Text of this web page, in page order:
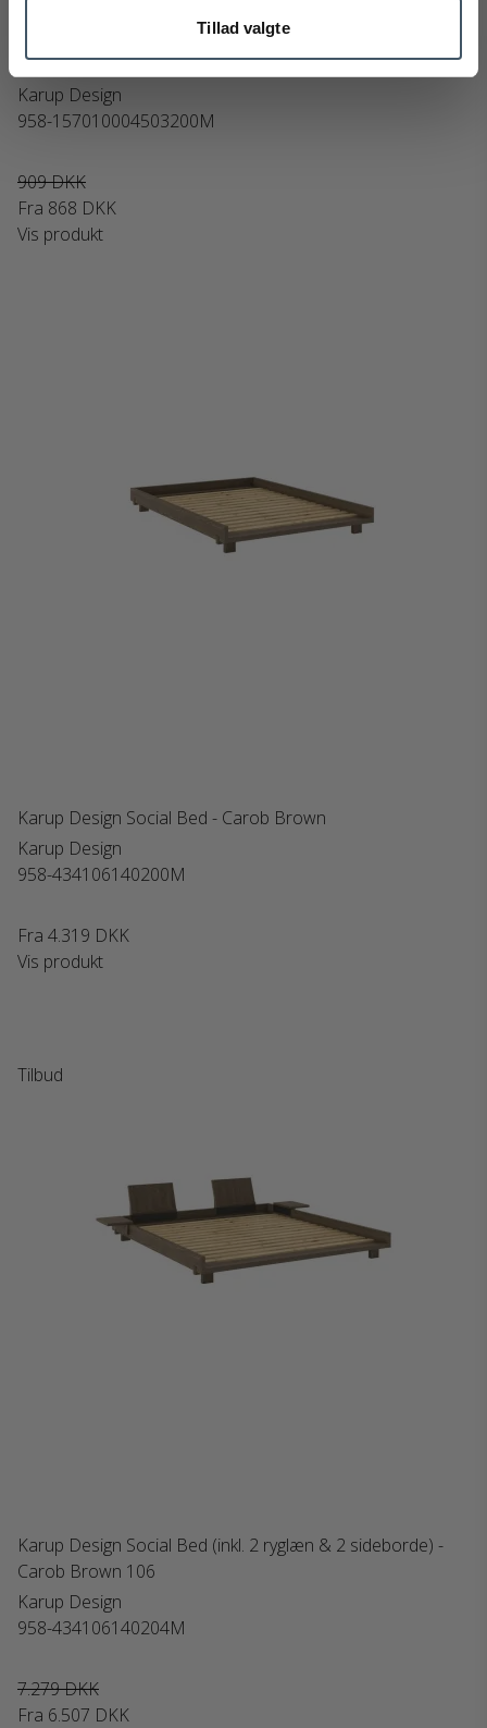
Tillad valgte
Karup Design Japan Side Table
Karup Design
958-157010004503200M
909 DKK
Fra 868 DKK
Vis produkt
Karup Design Social Bed - Carob Brown
Karup Design
958-434106140200M
Fra 4.319 DKK
Vis produkt
Tilbud
Karup Design Social Bed (inkl. 2 ryglæn & 2 sideborde) -
Carob Brown 106
Karup Design
958-434106140204M
7.279 DKK
Fra 6.507 DKK